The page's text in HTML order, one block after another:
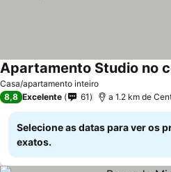
Casa/apartamento inteiro
8,8 Excelente 61 a 1.2 km de
Selecione as datas para ver os
exatos.